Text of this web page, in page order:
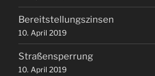
Bereitstellungszinsen
10. April 2019
Straßensperrung
10. April 2019